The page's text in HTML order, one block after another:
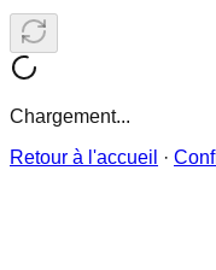
Chargement...
Retour à l'accueil
·